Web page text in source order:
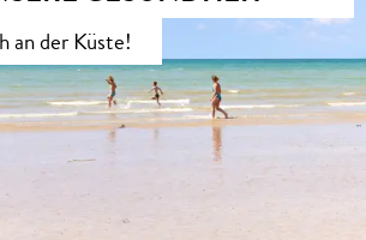
an der Küste!